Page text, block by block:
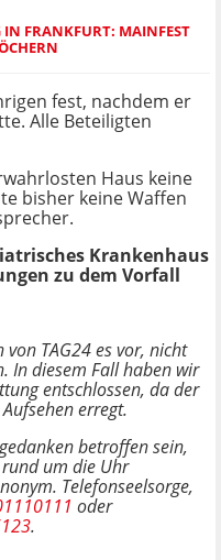
IN FRANKFURT: MAINFEST
fest, nachdem er
Alle Beteiligten
Haus keine
bisher keine Waffen
Krankenhaus
zu dem Vorfall
TAG24 es vor, nicht
In diesem Fall haben wir
entschlossen, da der
erregt.
betroffen sein,
um die Uhr
Telefonseelsorge,
oder
.